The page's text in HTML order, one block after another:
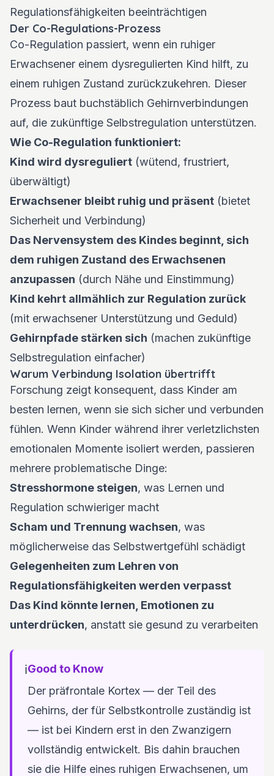
Regulationsfähigkeiten beeinträchtigen
Der Co-Regulations-Prozess
Co-Regulation passiert, wenn ein ruhiger
Erwachsener einem dysregulierten Kind hilft, zu
einem ruhigen Zustand zurückzukehren. Dieser
Prozess baut buchstäblich Gehirnverbindungen
auf, die zukünftige Selbstregulation unterstützen.
Wie Co-Regulation funktioniert:
Kind wird dysreguliert (wütend, frustriert,
überwältigt)
Erwachsener bleibt ruhig und präsent (bietet
Sicherheit und Verbindung)
Das Nervensystem des Kindes beginnt, sich
dem ruhigen Zustand des Erwachsenen
anzupassen (durch Nähe und Einstimmung)
Kind kehrt allmählich zur Regulation zurück
(mit erwachsener Unterstützung und Geduld)
Gehirnpfade stärken sich (machen zukünftige
Selbstregulation einfacher)
Warum Verbindung Isolation übertrifft
Forschung zeigt konsequent, dass Kinder am
besten lernen, wenn sie sich sicher und verbunden
fühlen. Wenn Kinder während ihrer verletzlichsten
emotionalen Momente isoliert werden, passieren
mehrere problematische Dinge:
Stresshormone steigen, was Lernen und
Regulation schwieriger macht
Scham und Trennung wachsen, was
möglicherweise das Selbstwertgefühl schädigt
Gelegenheiten zum Lehren von
Regulationsfähigkeiten werden verpasst
Das Kind könnte lernen, Emotionen zu
unterdrücken, anstatt sie gesund zu verarbeiten
ℹ️Good to Know
Der präfrontale Kortex — der Teil des
Gehirns, der für Selbstkontrolle zuständig ist
— ist bei Kindern erst in den Zwanzigern
vollständig entwickelt. Bis dahin brauchen
sie die Hilfe eines ruhigen Erwachsenen, um